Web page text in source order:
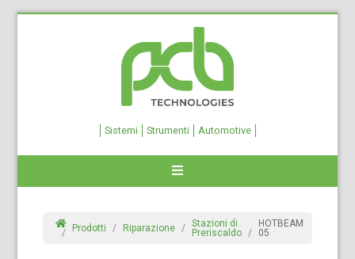
Sistemi Strumenti Automotive
Prodotti Riparazione
Stazioni di
Preriscaldo
HOTBEAM
05